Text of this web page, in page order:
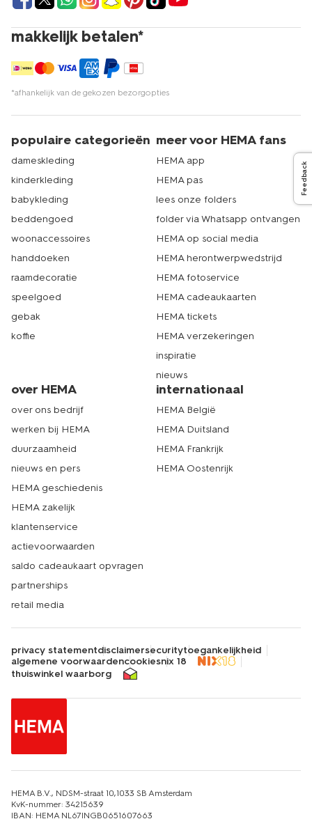
Feedback
makkelijk betalen*
*afhankelijk van de gekozen bezorgopties
populaire categorieën
dameskleding
kinderkleding
babykleding
beddengoed
woonaccessoires
handdoeken
raamdecoratie
speelgoed
gebak
koffie
meer voor HEMA fans
HEMA app
HEMA pas
lees onze folders
folder via Whatsapp ontvangen
HEMA op social media
HEMA herontwerpwedstrijd
HEMA fotoservice
HEMA cadeaukaarten
HEMA tickets
HEMA verzekeringen
inspiratie
nieuws
over HEMA
over ons bedrijf
werken bij HEMA
duurzaamheid
nieuws en pers
HEMA geschiedenis
HEMA zakelijk
klantenservice
actievoorwaarden
saldo cadeaukaart opvragen
partnerships
retail media
internationaal
HEMA België
HEMA Duitsland
HEMA Frankrijk
HEMA Oostenrijk
privacy statementdisclaimersecuritytoegankelijkheid
algemene voorwaardencookiesnix 18
thuiswinkel waarborg
HEMA B.V., NDSM-straat 10,1033 SB Amsterdam
KvK-nummer: 34215639
IBAN: HEMA NL67INGB0651607663